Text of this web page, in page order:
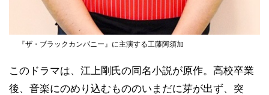
『ザ・ブラックカンパニー』に主演する工藤阿須加
このドラマは、江上剛氏の同名小説が原作。高校卒業
後、音楽にのめり込むもののいまだに芽が出ず、突